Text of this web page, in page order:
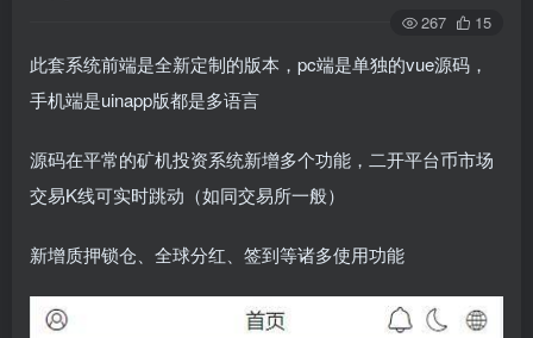
267 15
此套系统前端是全新定制的版本，pc端是单独的vue源码，
手机端是uinapp版都是多语言
源码在平常的矿机投资系统新增多个功能，二开平台币市场
交易K线可实时跳动（如同交易所一般）
新增质押锁仓、全球分红、签到等诸多使用功能